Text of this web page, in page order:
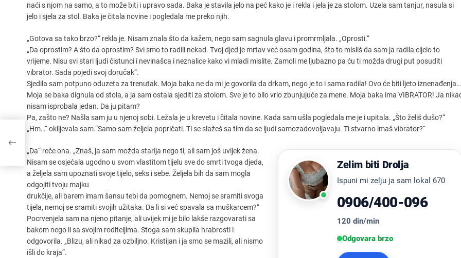
naći s njom na samo, a to može biti i upravo sada. Baka je stavila jelo na peć kako je i rekla i jela je za stolom. Uzela sam tanjur, nasula si
jelo i sjela za stol. Baka je čitala novine i pogledala me preko njih.
„Gotova sa tako brzo?“ rekla je. Nisam znala što da kažem, nego sam sagnula glavu i promrmljala. „Oprosti.“
„Da oprostim? A što da oprostim? Svi smo to radili nekad. Tvoj djed je mrtav već osam godina, što to misliš da sam ja radila cijelo to
vrijeme. Nisu svi stari ljudi čistunci i nevinašca i neznalice kako vi mladi mislite. Zamoli me ljubazno pa ću ti možda drugi put posuditi
vibrator. Sada pojedi svoj doručak“.
Sjedila sam potpuno oduzeta za trenutak. Moja baka ne da mi je govorila da drkam, nego je to i sama radila! Ovo će biti ljeto iznenađenja…
Moja se baka dignula od stola, a ja sam ostala sjediti za stolom. Sve je to bilo vrlo zbunjujuće za mene. Moja baka ima VIBRATOR! Ja
nisam isprobala jedan. Da ju pitam?
Pa, zašto ne? Našla sam ju u njenoj sobi. Ležala je u krevetu i čitala novine. Kada sam ušla pogledala me je i upitala. „Što želiš dušo?“
„Hm…“ oklijevala sam.“Samo sam željela popričati. Ti se slažeš sa tim da se ljudi samozadovoljavaju. Ti stvarno imaš vibrator?“
Zelim biti Drolja
Ispuni mi zelju ja sam lokal 670
0906/400-096
120 din/min
Odgovara brzo
„Da“ reče ona. „Znaš, ja sam možda starija nego ti, ali sam još uvijek žena.
Nisam se osjećala ugodno u svom vlastitom tijelu sve do smrti tvoga djeda,
a željela sam upoznati svoje tijelo, seks i sebe. Željela bih da sam mogla
odgojiti tvoju majku
drukčije, ali barem imam šansu tebi da pomognem. Nemoj se sramiti svoga
tijela, nemoj se sramiti svojih užitaka. Da li si već spavala sa muškarcem?“
Pocrvenjela sam na njeno pitanje, ali uvijek mi je bilo lakše razgovarati sa
bakom nego li sa svojim roditeljima. Stoga sam skupila hrabrosti i
odgovorila. „Blizu, ali nikad za ozbiljno. Kristijan i ja smo se mazili, ali nismo
išli do kraja“.